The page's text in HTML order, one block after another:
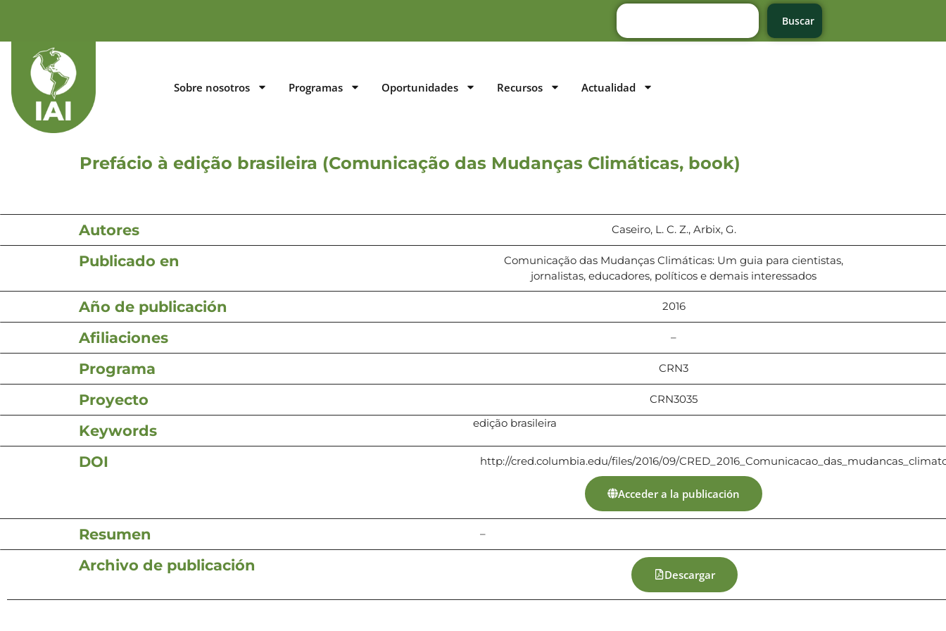
Buscar
Sobre nosotros Programas Oportunidades Recursos Actualidad
Prefácio à edição brasileira (Comunicação das Mudanças Climáticas, book)
Autores Caseiro, L. C. Z., Arbix, G.
Publicado en
Comunicação das Mudanças Climáticas: Um guia para cientistas,
jornalistas, educadores, políticos e demais interessados
Año de publicación 2016
Afiliaciones –
Programa CRN3
Proyecto CRN3035
Keywords edição brasileira
DOI http://cred.columbia.edu/files/2016/09/
Acceder a la publicación
Resumen –
Archivo de publicación
Descargar